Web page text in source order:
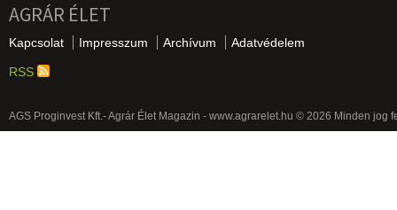
AGRÁR ÉLET
Kapcsolat Impresszum Archívum Adatvédelem
RSS
AGS Proginvest Kft.- Agrár Élet Magazin - www.agrarelet.hu © 2026 Minden jog